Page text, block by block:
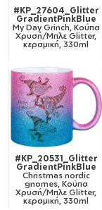
#KP_27604_Glitter
GradientPinkBlue
My Day Grinch, Κούπα
Χρυσή/Μπλε Glitter,
κεραμική, 330ml
#KP_20531_Glitter
GradientPinkBlue
Christmas nordic
gnomes, Κούπα
Χρυσή/Μπλε Glitter,
κεραμική, 330ml